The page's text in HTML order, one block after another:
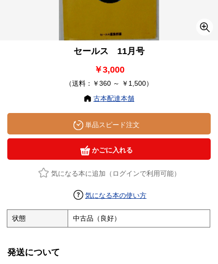
セールス 11月号
￥3,000
（送料：￥360 ～ ￥1,500）
古本配達本舗
単品スピード注文
かごに入れる
気になる本に追加（ログインで利用可能）
気になる本の使い方
状態 中古品（良好）
発送について